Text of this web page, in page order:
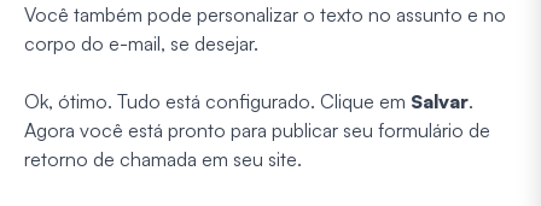
Você também pode personalizar o texto no assunto e no
corpo do e-mail, se desejar.
Ok, ótimo. Tudo está configurado. Clique em Salvar.
Agora você está pronto para publicar seu formulário de
retorno de chamada em seu site.